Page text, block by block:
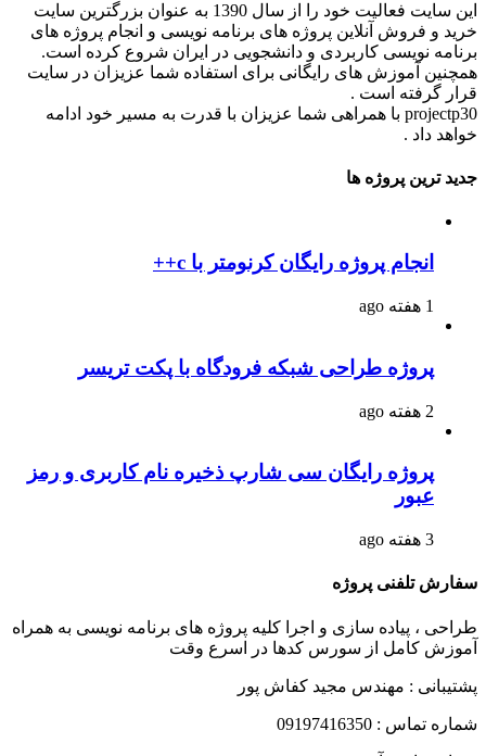
این سایت فعالیت خود را از سال 1390 به عنوان بزرگترین سایت
خرید و فروش آنلاین پروژه های برنامه نویسی و انجام پروژه های
برنامه نویسی کاربردی و دانشجویی در ایران شروع کرده است.
همچنین آموزش های رایگانی برای استفاده شما عزیزان در سایت
قرار گرفته است .
projectp30 با همراهی شما عزیزان با قدرت به مسیر خود ادامه
خواهد داد .
جدید ترین پروژه ها
انجام پروژه رایگان کرنومتر با c++
1 هفته ago
پروژه طراحی شبکه فرودگاه با پکت تریسر
2 هفته ago
پروژه رایگان سی شارپ ذخیره نام کاربری و رمز
عبور
3 هفته ago
سفارش تلفنی پروژه
طراحی ، پیاده سازی و اجرا کلیه پروژه های برنامه نویسی به همراه
آموزش کامل از سورس کدها در اسرع وقت
پشتیبانی : مهندس مجید کفاش پور
شماره تماس : 09197416350